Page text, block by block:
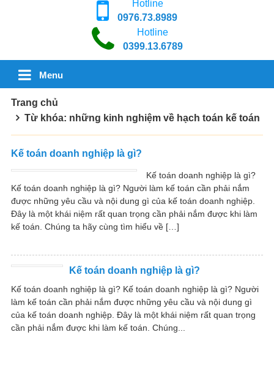
Hotline
0976.73.8989
Hotline
0399.13.6789
Menu
Trang chủ
Từ khóa: những kinh nghiệm về hạch toán kế toán
Kế toán doanh nghiệp là gì?
Kế toán doanh nghiệp là gì?
Kế toán doanh nghiệp là gì? Người làm kế toán cần phải nắm
được những yêu cầu và nội dung gì của kế toán doanh nghiệp.
Đây là một khái niệm rất quan trọng cần phải nắm được khi làm
kế toán. Chúng ta hãy cùng tìm hiểu về […]
Kế toán doanh nghiệp là gì?
Kế toán doanh nghiệp là gì? Kế toán doanh nghiệp là gì? Người
làm kế toán cần phải nắm được những yêu cầu và nội dung gì
của kế toán doanh nghiệp. Đây là một khái niệm rất quan trọng
cần phải nắm được khi làm kế toán. Chúng...